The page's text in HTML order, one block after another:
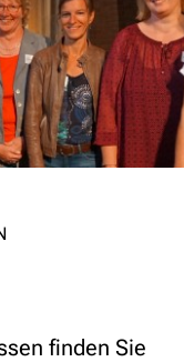
finden Sie